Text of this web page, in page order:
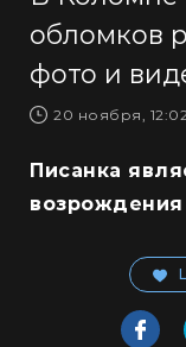
обломков
фото и
20 ноября, 12:02
Писанка
возрождения